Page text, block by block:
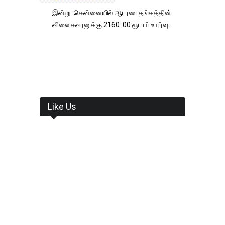
இன்று சென்னையில் ஆபரண தங்கத்தின்
விலை சவரனுக்கு 2160 .00 ரூபாய் உயர்வு .
Like Us